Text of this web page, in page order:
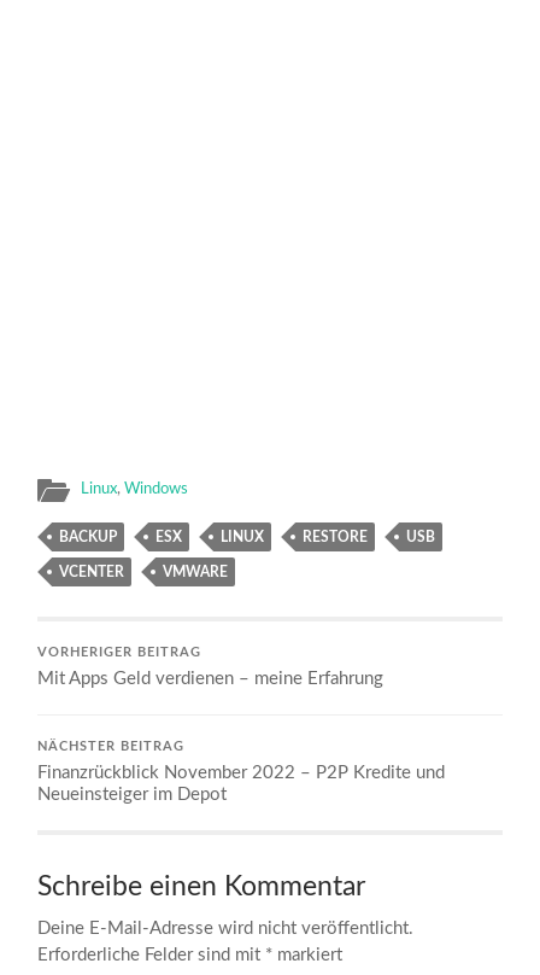
Linux, Windows
BACKUP ESX LINUX RESTORE USB
VCENTER VMWARE
VORHERIGER BEITRAG
Mit Apps Geld verdienen – meine Erfahrung
NÄCHSTER BEITRAG
Finanzrückblick November 2022 – P2P Kredite und
Neueinsteiger im Depot
Schreibe einen Kommentar
Deine E-Mail-Adresse wird nicht veröffentlicht.
Erforderliche Felder sind mit * markiert